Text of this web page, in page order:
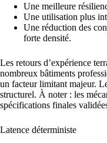
Une meilleure
Une utilisation plus
Une réduction des
forte densité.
Les retours d’expérience
nombreux bâtiments
un facteur limitant majeur.
structurel. À noter : les
spécifications finales
Latence déterministe